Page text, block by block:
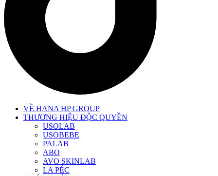
VỀ HANA HP GROUP
THƯƠNG HIỆU ĐỘC QUYỀN
USOLAB
USOBEBE
PALAB
ABO
AVO SKINLAB
LA PÉC